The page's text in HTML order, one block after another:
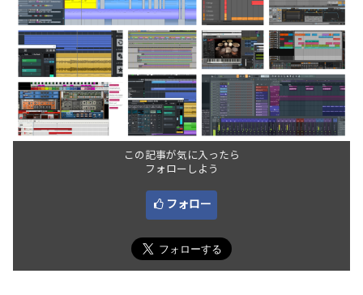
この記事が気に入ったら
フォローしよう
フォロー